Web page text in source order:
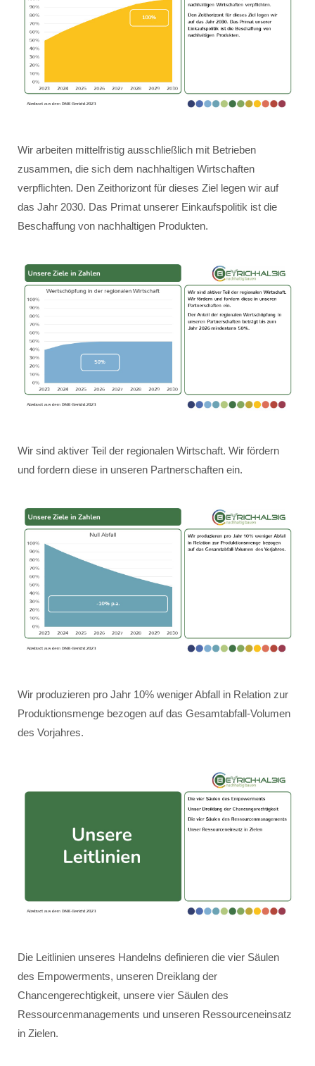
Wir arbeiten mittelfristig ausschließlich mit Betrieben
zusammen, die sich dem nachhaltigen Wirtschaften
verpflichten. Den Zeithorizont für dieses Ziel legen wir auf
das Jahr 2030. Das Primat unserer Einkaufspolitik ist die
Beschaffung von nachhaltigen Produkten.
Wir sind aktiver Teil der regionalen Wirtschaft. Wir fördern
und fordern diese in unseren Partnerschaften ein.
Wir produzieren pro Jahr 10% weniger Abfall in Relation zur
Produktionsmenge bezogen auf das Gesamtabfall-Volumen
des Vorjahres.
Die Leitlinien unseres Handelns definieren die vier Säulen
des Empowerments, unseren Dreiklang der
Chancengerechtigkeit, unsere vier Säulen des
Ressourcenmanagements und unseren Ressourceneinsatz
in Zielen.